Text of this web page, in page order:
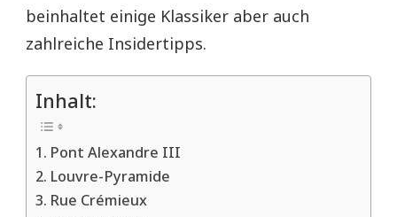
beinhaltet einige Klassiker aber auch
zahlreiche Insidertipps.
Inhalt:
Pont Alexandre III
Louvre-Pyramide
Rue Crémieux